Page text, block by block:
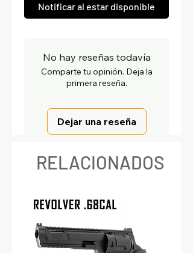
Notificar al estar disponible
No hay reseñas todavía
Comparte tu opinión. Deja la
primera reseña.
Dejar una reseña
RELACIONADOS